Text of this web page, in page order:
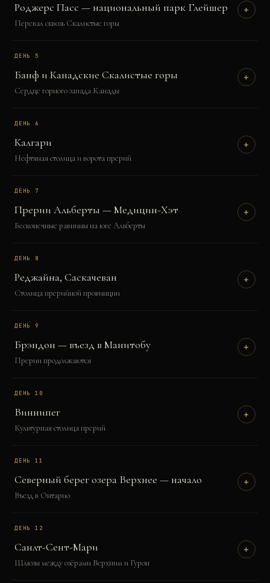
Роджерс Пасс — национальный парк Глейшер
Перевал сквозь Скалистые горы
+
ДЕНЬ 5
Банф и Канадские Скалистые горы
Сердце горного запада Канады
+
ДЕНЬ 6
Калгари
Нефтяная столица и ворота прерий
+
ДЕНЬ 7
Прерии Альберты — Медицин-Хэт
Бесконечные равнины на юге Альберты
+
ДЕНЬ 8
Реджайна, Саскачеван
Столица прерийной провинции
+
ДЕНЬ 9
Брэндон — въезд в Манитобу
Прерии продолжаются
+
ДЕНЬ 10
Виннипег
Культурная столица прерий
+
ДЕНЬ 11
Северный берег озера Верхнее — начало
Въезд в Онтарио
+
ДЕНЬ 12
Санлт-Сент-Мари
Шлюзы между озёрами Верхним и Гурон
+